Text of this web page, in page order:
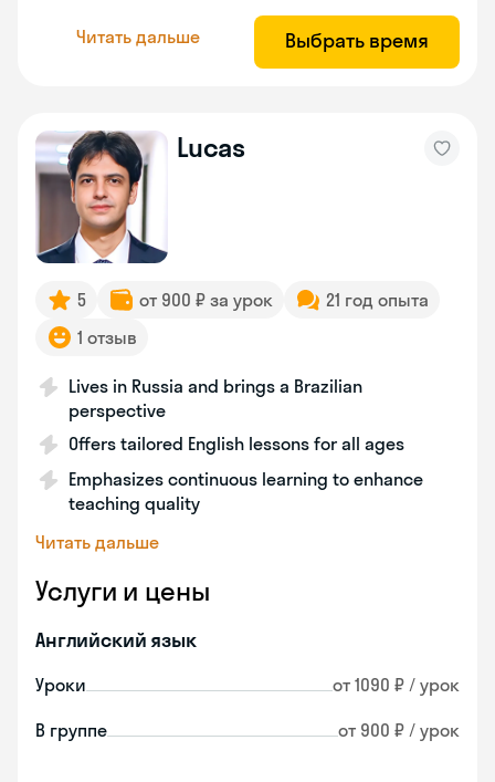
Читать дальше Выбрать время
Lucas
5 от 900 ₽ за урок
21 год опыта
1 отзыв
Lives in Russia and brings a Brazilian
perspective
Offers tailored English lessons for all ages
Emphasizes continuous learning to enhance
teaching quality
Читать дальше
Услуги и цены
Английский язык
Уроки от 1090 ₽ / урок
В группе от 900 ₽ / урок